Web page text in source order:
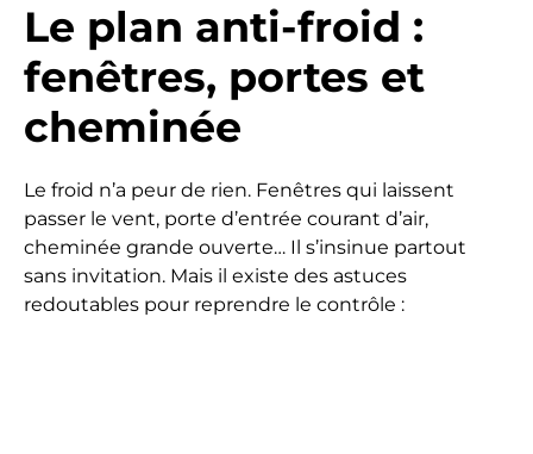
Le plan anti-froid :
fenêtres, portes et
cheminée
Le froid n’a peur de rien. Fenêtres qui laissent
passer le vent, porte d’entrée courant d’air,
cheminée grande ouverte… Il s’insinue partout
sans invitation. Mais il existe des astuces
redoutables pour reprendre le contrôle :